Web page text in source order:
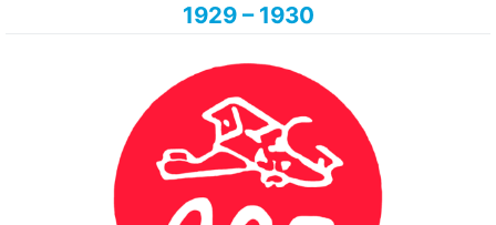
1929 – 1930